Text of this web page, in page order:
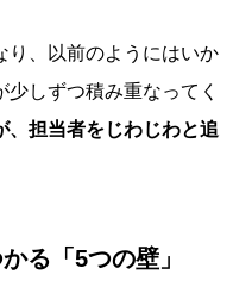
り、以前のようにはいか
しずつ積み重なってく
、担当者をじわじわと追
る「5つの壁」